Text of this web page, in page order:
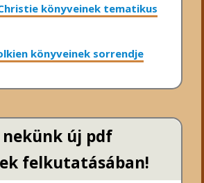
könyveinek tematikus
könyveinek sorrendje
nekünk új pdf
felkutatásában!